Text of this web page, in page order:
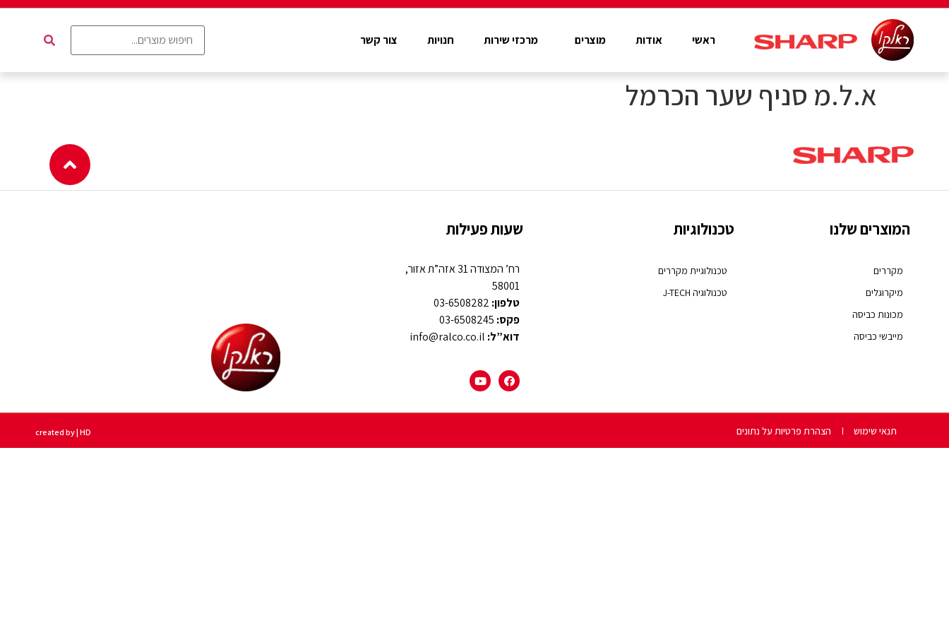
ראשי אודות מוצרים מרכזי שירות חנויות צור קשר
א.ל.מ סניף שער הכרמל
המוצרים שלנו
מקררים
מיקרוגלים
מכונות כביסה
מייבשי כביסה
טכנולוגיות
טכנולוגיית מקררים
טכנולוגיה J-TECH
שעות פעילות
רח’ המצודה 31 אזה”ת אזור,
58001
טלפון:
פקס:
דוא”ל:
תנאי שימוש הצהרת פרטיות על נתונים created by | HD